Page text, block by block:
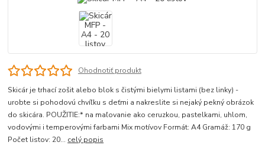
Ohodnotiť produkt
Skicár je trhací zošit alebo blok s čistými bielymi listami (bez linky) -
urobte si pohodovú chvíľku s deťmi a nakreslite si nejaký pekný obrázok
do skicára. POUŽITIE:* na maľovanie ako ceruzkou, pastelkami, uhlom,
vodovými i temperovými farbami Mix motívov Formát: A4 Gramáž: 170 g
Počet listov: 20... celý popis